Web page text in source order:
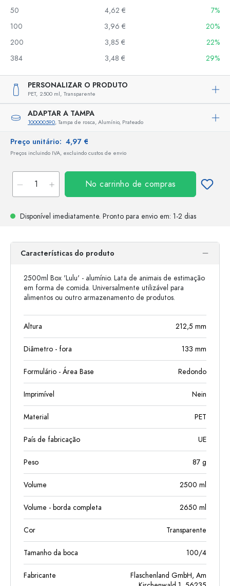
50
4,62 €
7%
100
3,96 €
20%
200
3,85 €
22%
384
3,48 € 29%
PERSONALIZAR O PRODUTO
PET, 2500 ml, Transparente
ADAPTAR A TAMPA
100000590, Tampa de rosca, Alumínio, Prateado
Preço unitário: 4,97 €
Preços incluindo IVA, excluindo custos de envio
No carrinho de compras
Disponível imediatamente. Pronto para envio em: 1-2 dias
Características do produto
2500ml Box 'Lulu' - alumínio. Lata de animais de estimação
em forma de comida. Universalmente utilizável para
alimentos ou outro armazenamento de produtos.
Altura 212,5 mm
Diâmetro - fora 133 mm
Formulário - Área Base Redondo
Imprimível Nein
Material PET
País de fabricação UE
Peso 87 g
Volume 2500 ml
Volume - borda completa 2650 ml
Cor Transparente
Tamanho da boca 100/4
Fabricante
Flaschenland GmbH, Am